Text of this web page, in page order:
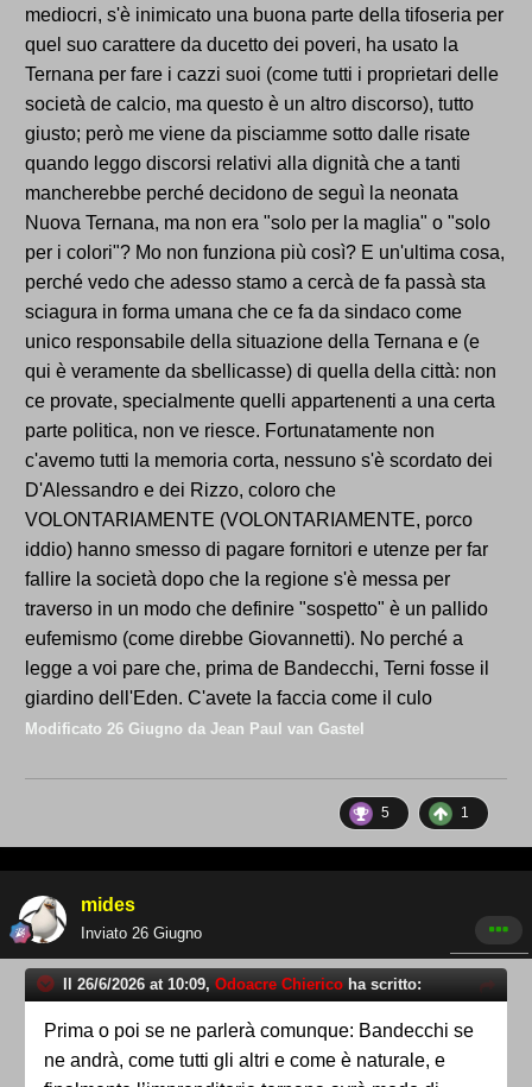
mediocri, s'è inimicato una buona parte della tifoseria per
quel suo carattere da ducetto dei poveri, ha usato la
Ternana per fare i cazzi suoi (come tutti i proprietari delle
società de calcio, ma questo è un altro discorso), tutto
giusto; però me viene da pisciamme sotto dalle risate
quando leggo discorsi relativi alla dignità che a tanti
mancherebbe perché decidono de seguì la neonata
Nuova Ternana, ma non era "solo per la maglia" o "solo
per i colori"? Mo non funziona più così? E un'ultima cosa,
perché vedo che adesso stamo a cercà de fa passà sta
sciagura in forma umana che ce fa da sindaco come
unico responsabile della situazione della Ternana e (e
qui è veramente da sbellicasse) di quella della città: non
ce provate, specialmente quelli appartenenti a una certa
parte politica, non ve riesce. Fortunatamente non
c'avemo tutti la memoria corta, nessuno s'è scordato dei
D'Alessandro e dei Rizzo, coloro che
VOLONTARIAMENTE (VOLONTARIAMENTE, porco
iddio) hanno smesso di pagare fornitori e utenze per far
fallire la società dopo che la regione s'è messa per
traverso in un modo che definire "sospetto" è un pallido
eufemismo (come direbbe Giovannetti). No perché a
legge a voi pare che, prima de Bandecchi, Terni fosse il
giardino dell'Eden. C'avete la faccia come il culo
Modificato 26 Giugno da Jean Paul van Gastel
5 1
mides
Inviato 26 Giugno
Il 26/6/2026 at 10:09, Odoacre Chierico ha scritto:
Prima o poi se ne parlerà comunque: Bandecchi se
ne andrà, come tutti gli altri e come è naturale, e